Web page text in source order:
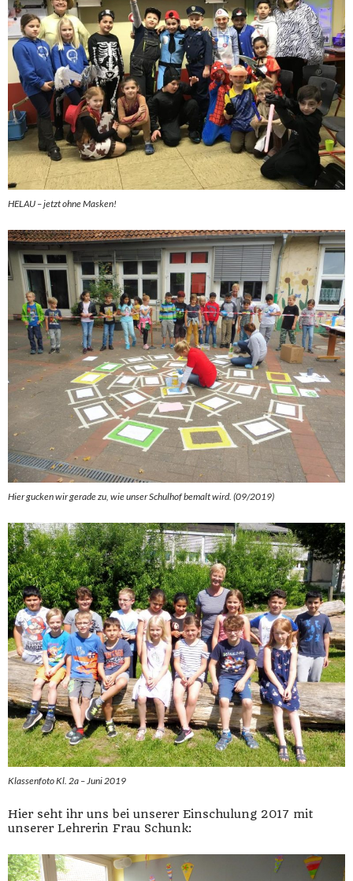
HELAU – jetzt ohne Masken!
Hier gucken wir gerade zu, wie unser Schulhof bemalt wird. (09/2019)
Klassenfoto Kl. 2a – Juni 2019
Hier seht ihr uns bei unserer Einschulung 2017 mit
unserer Lehrerin Frau Schunk: